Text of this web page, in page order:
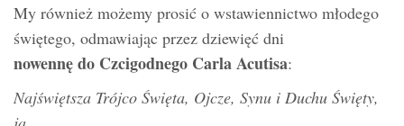
My również możemy prosić o wstawiennictwo młodego
świętego, odmawiając przez dziewięć dni
nowennę do Czcigodnego Carla Acutisa:
Najświętsza Trójco Święta, Ojcze, Synu i Duchu Święty,